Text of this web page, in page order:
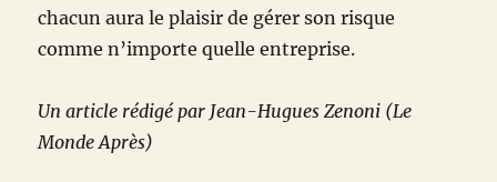
chacun aura le plaisir de gérer son risque
comme n’importe quelle entreprise.
Un article rédigé par Jean-Hugues Zenoni (Le
Monde Après)